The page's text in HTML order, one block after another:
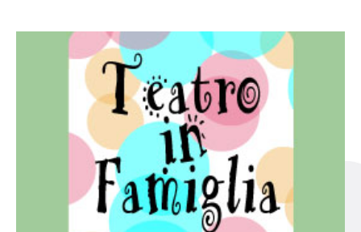
Teatro in famiglia
Teatro In Famiglia è una rassegna di teatro concepita
per far condividere e godere del teatro all’intera
famiglia.
Continua